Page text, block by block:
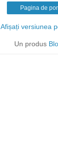
Pagina de
Afișați versiunea
Un produs